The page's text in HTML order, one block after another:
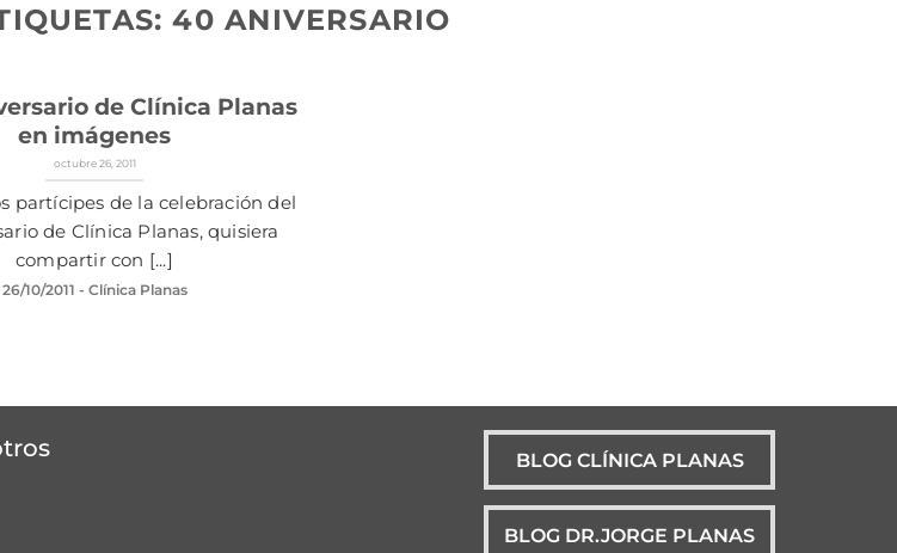
40 ANIVERSARIO
de Clínica Planas
en imágenes
octubre 26, 2011
partícipes de la celebración del
de Clínica Planas, quisiera
compartir con [...]
26/10/2011 - Clínica Planas
BLOG CLÍNICA PLANAS
BLOG DR.JORGE PLANAS